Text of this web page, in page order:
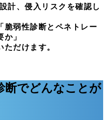
計、侵入リスクを確認し
脆弱性診断とペネトレー
」
だけます。
断でどんなことが